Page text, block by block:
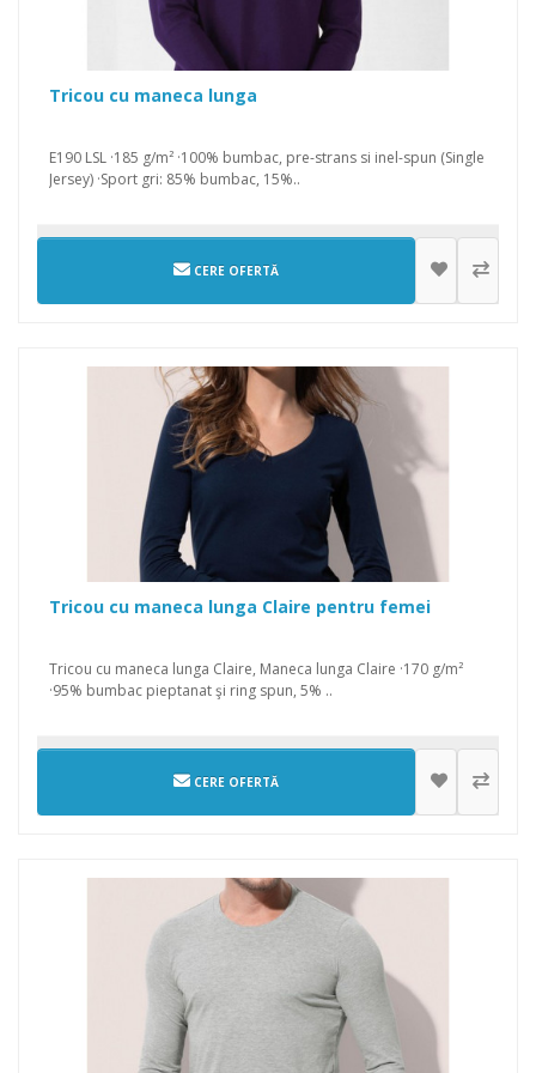
Tricou cu maneca lunga
E190 LSL ·185 g/m² ·100% bumbac, pre-strans si inel-spun (Single
Jersey) ·Sport gri: 85% bumbac, 15%..
CERE OFERTĂ
Tricou cu maneca lunga Claire pentru femei
Tricou cu maneca lunga Claire, Maneca lunga Claire ·170 g/m²
·95% bumbac pieptanat şi ring spun, 5% ..
CERE OFERTĂ